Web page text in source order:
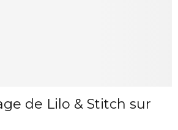
de Lilo & Stitch sur